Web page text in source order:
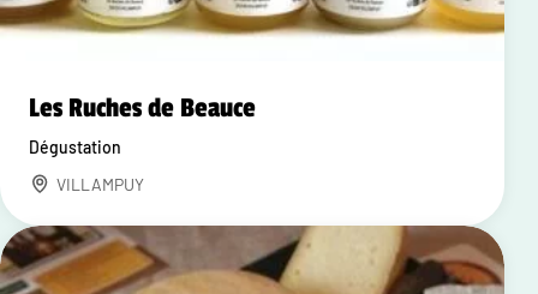
Les Ruches de Beauce
Dégustation
VILLAMPUY